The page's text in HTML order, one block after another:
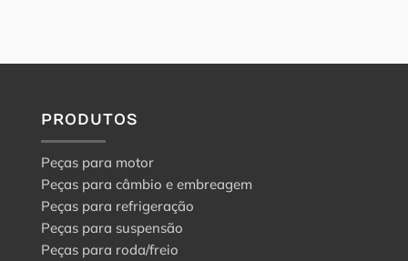
PRODUTOS
Peças para motor
Peças para câmbio e embreagem
Peças para refrigeração
Peças para suspensão
Peças para roda/freio